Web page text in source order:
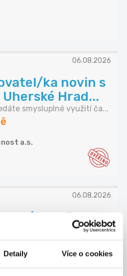
Detaily Více o cookies
06.08.2026
ka novin s
Hrad...
smysluplné využití ča...
a.s.
06.08.2026
hod/denně za
smysluplné využití ča...